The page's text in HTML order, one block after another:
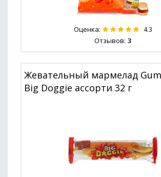
Оценка: 4.3
Отзывов: 3
Жевательный мармелад
Big Doggie ассорти 32 г